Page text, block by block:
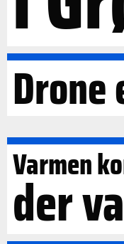
Varmen
der